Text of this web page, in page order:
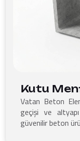
Kutu
Vatan Beton
geçişi ve
güvenilir beton